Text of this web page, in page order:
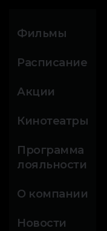
Фильмы
Расписание
Акции
Кинотеатры
Программа
лояльности
О компании
Новости